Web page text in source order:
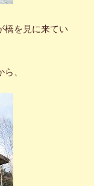
橋を見に来てい
、